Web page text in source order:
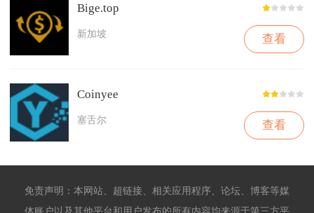
Bige.top
新加坡 查看
Coinyee
塞舌尔 查看
免责声明：本网站、超链接、相关应用程序、论坛、博客等媒